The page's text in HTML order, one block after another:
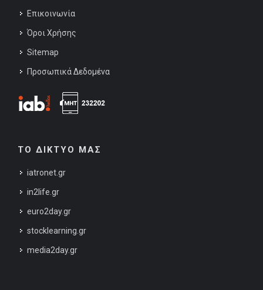
Επικοινωνία
Όροι Χρήσης
Sitemap
Προσωπικά Δεδομένα
ΤΟ ΔΙΚΤΥΟ ΜΑΣ
iatronet.gr
in2life.gr
euro2day.gr
stocklearning.gr
media2day.gr